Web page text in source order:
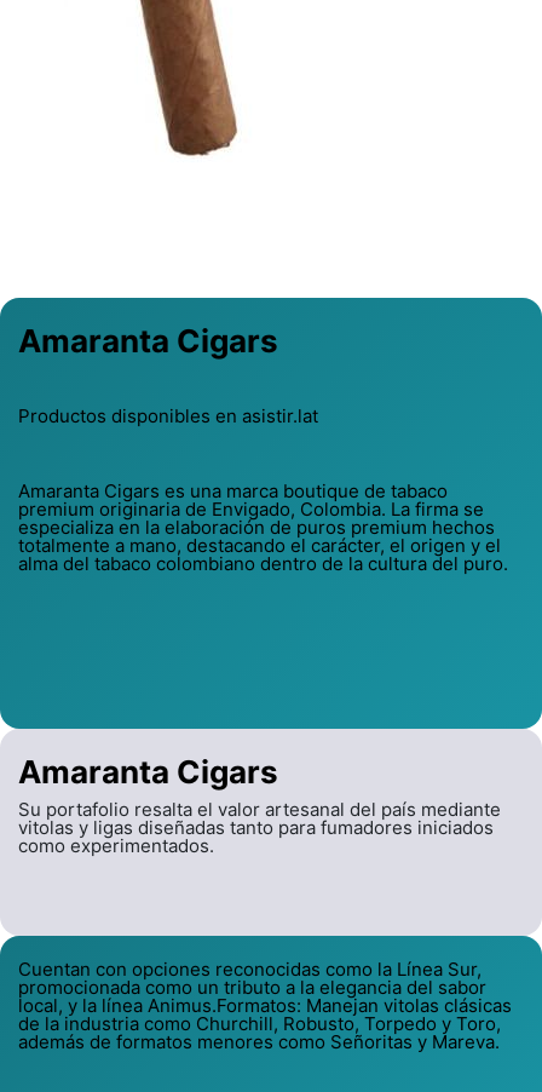
Amaranta Cigars
Su portafolio resalta el valor artesanal del país mediante
vitolas y ligas diseñadas tanto para fumadores iniciados
como experimentados.
Amaranta Cigars
Productos disponibles en asistir.lat
Amaranta Cigars es una marca boutique de tabaco
premium originaria de Envigado, Colombia. La firma se
especializa en la elaboración de puros premium hechos
totalmente a mano, destacando el carácter, el origen y el
alma del tabaco colombiano dentro de la cultura del puro.
Cuentan con opciones reconocidas como la Línea Sur,
promocionada como un tributo a la elegancia del sabor
local, y la línea Animus.Formatos: Manejan vitolas clásicas
de la industria como Churchill, Robusto, Torpedo y Toro,
además de formatos menores como Señoritas y Mareva.